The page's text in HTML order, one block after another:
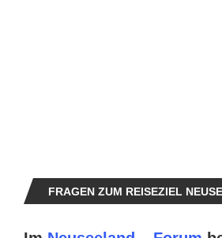
FRAGEN ZUM REISEZIEL